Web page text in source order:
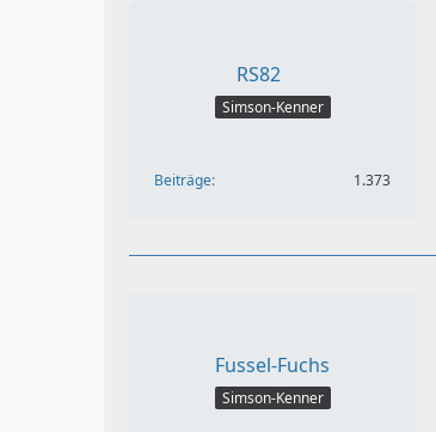
RS82
Simson-Kenner
Beiträge 1.373
Fussel-Fuchs
Simson-Kenner